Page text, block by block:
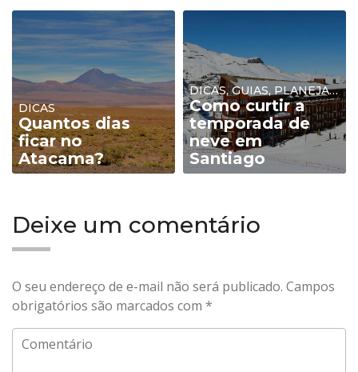
DICAS
Quantos dias
ficar no
Atacama?
DICAS, GUIAS, PLANEJAMENTO
Como curtir a
temporada de
neve em
Santiago
Deixe um comentário
O seu endereço de e-mail não será publicado. Campos
obrigatórios são marcados com *
Comentário